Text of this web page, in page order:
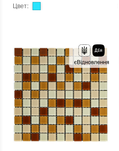
Цвет:
Основа: Самоклейка, Сетка
Назначение:
В интерьере, Для бани, Для бассейна, Для ванной комнаты и туалета, Для гостинной, Для душевой, Для кухни, Для спальни, Для фартука
Вес модуля: 0.57 кг
Размеры чипа: 25x25 мм
Толщина чипа: 4.5 мм
Площадь модуля: 0,088 м²
Страна производителя: Китай
Бренд: Sticker Wall
Тип поверхности: Глянцевая